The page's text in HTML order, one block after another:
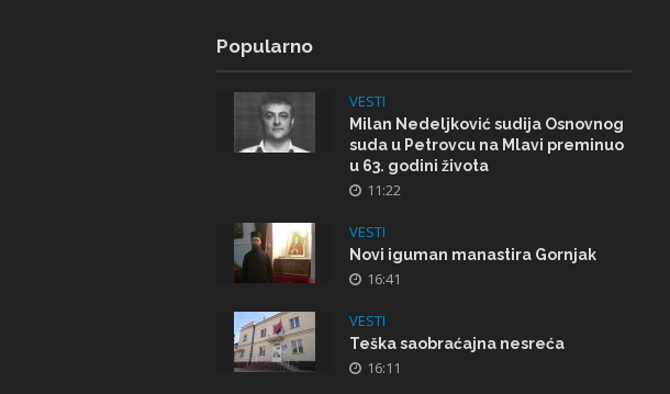
Popularno
VESTI
Milan Nedeljković sudija Osnovnog
suda u Petrovcu na Mlavi preminuo
u 63. godini života
11:22
VESTI
Novi iguman manastira Gornjak
16:41
VESTI
Teška saobraćajna nesreća
16:11